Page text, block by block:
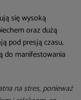
się wysoką
oraz dużą
pod presją czasu,
do manifestowania
na stres, ponieważ